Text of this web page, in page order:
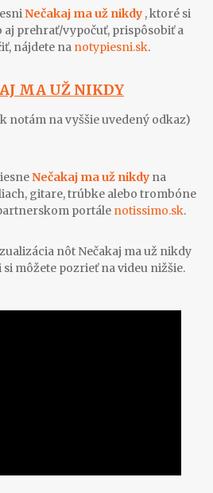
Nečakaj ma už nikdy , ktoré si
aj prehrať/vypočuť, prispôsobiť a
nájdete na notypiesni.sk.
MA UŽ NIKDY
notám na vyššie uvedený odkaz)
Nečakaj ma už nikdy na
gitare, trúbke alebo trombóne
portále notissimo.sk.
nôt Nečakaj ma už nikdy
môžete pozrieť na videu nižšie.